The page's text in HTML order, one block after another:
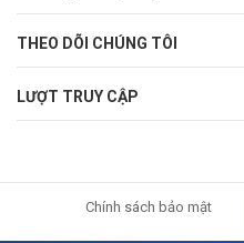
THEO DÕI CHÚNG TÔI
LƯỢT TRUY CẬP
Chính sách bảo mật